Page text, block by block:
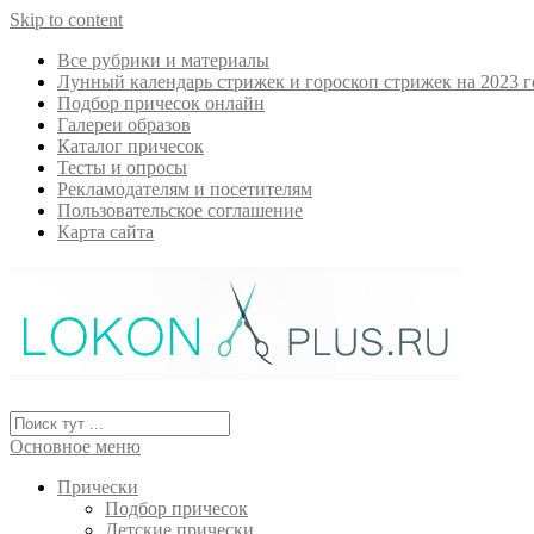
Skip to content
Все рубрики и материалы
Лунный календарь стрижек и гороскоп стрижек на 2023
Подбор причесок онлайн
Галереи образов
Каталог причесок
Тесты и опросы
Рекламодателям и посетителям
Пользовательское соглашение
Карта сайта
Основное меню
Прически
Подбор причесок
Детские прически